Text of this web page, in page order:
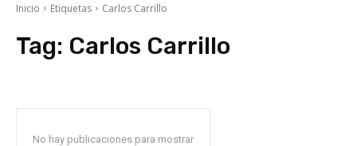
Inicio Etiquetas Carlos Carrillo
Tag: Carlos Carrillo
No hay publicaciones para mostrar